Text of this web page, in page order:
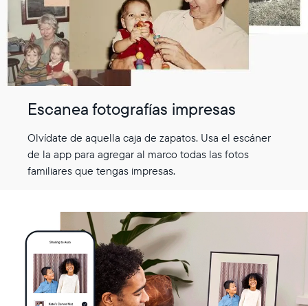
Escanea fotografías impresas
Olvídate de aquella caja de zapatos. Usa el escáner
de la app para agregar al marco todas las fotos
familiares que tengas impresas.